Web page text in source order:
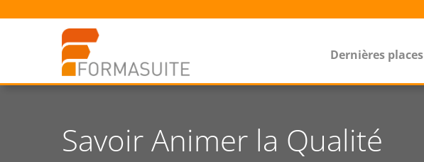
Dernières places
Savoir Animer la Qualité